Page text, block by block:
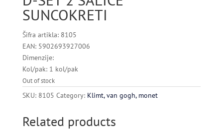
SUNCOKRETI
Šifra artikla: 8105
EAN: 5902693927006
Dimenzije:
Kol/pak: 1 kol/pak
Out of stock
SKU: 8105 Category: Klimt, van gogh, monet
Related products